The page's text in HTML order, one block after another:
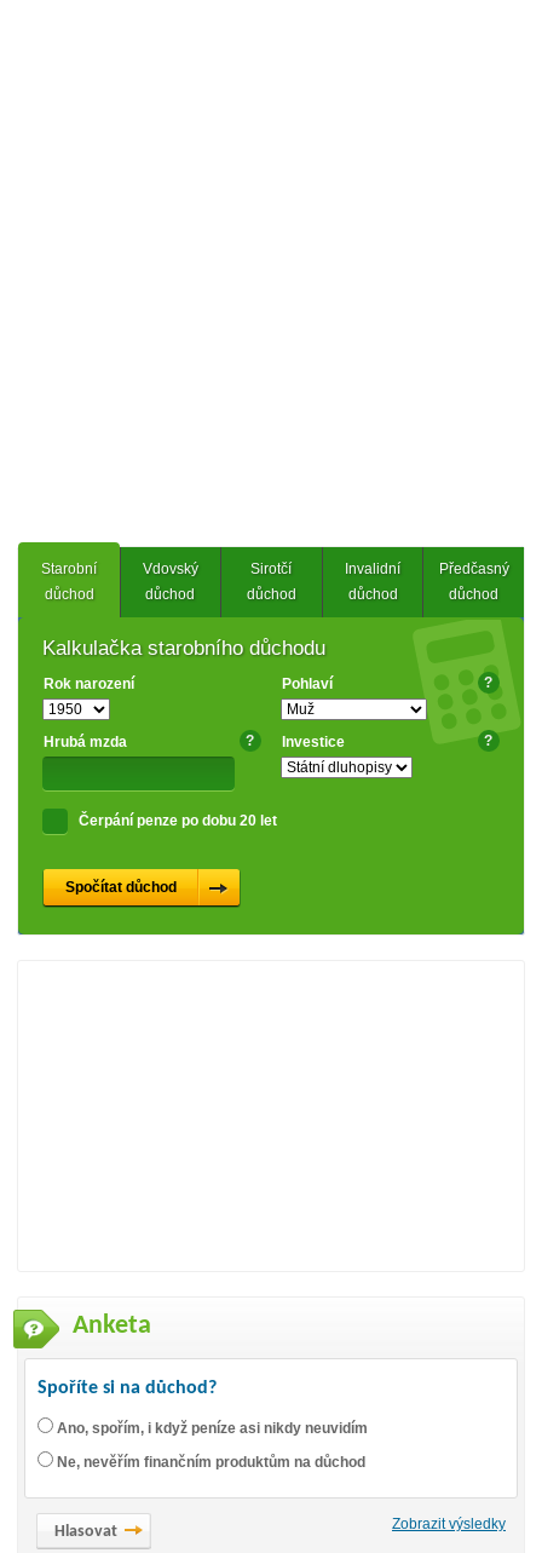
Starobní
důchod
Vdovský
důchod
Sirotčí
důchod
Invalidní
důchod
Předčasný
důchod
Kalkulačka starobního důchodu
Rok narození Pohlaví ?
Hrubá mzda ? Investice ?
Čerpání penze po dobu 20 let
Anketa
Spoříte si na důchod?
Ano, spořím, i když peníze asi nikdy neuvidím
Ne, nevěřím finančním produktům na důchod
Zobrazit výsledky